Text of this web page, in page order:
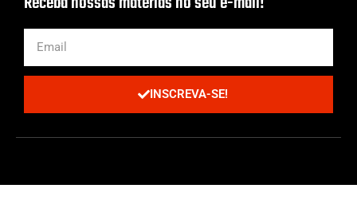
INSCREVA-SE!